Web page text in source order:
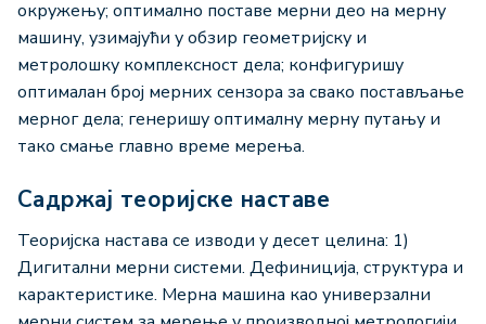
окружењу; оптимално поставе мерни део на мерну
машину, узимајући у обзир геометријску и
метролошку комплексност дела; конфигуришу
оптималан број мерних сензора за свако постављање
мерног дела; генеришу оптималну мерну путању и
тако смање главно време мерења.
Садржај теоријске наставе
Теоријска настава се изводи у десет целина: 1)
Дигитални мерни системи. Дефиниција, структура и
карактеристике. Мерна машина као универзални